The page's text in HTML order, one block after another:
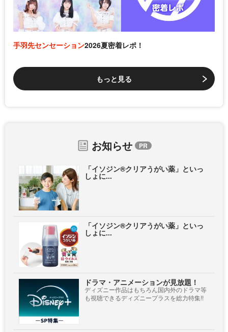
手羽先センセーション2026夏密着レポ！
もっと見る
お知らせ
「イソジン®クリアうがい薬」といっ
しょに...
「イソジン®クリアうがい薬」といっ
しょに...
ドラマ・アニメーションが見放題！
ディズニー作品はもちろん国内外のドラマ等
も視聴できるディズニープラスを総力特集!!